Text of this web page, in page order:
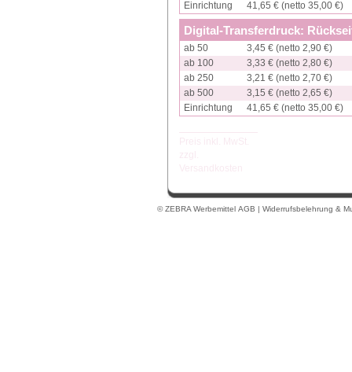
Einrichtung
41,65 € (netto 35,00 €)
Digital-Transferdruck:
ab 50
3,45 € (netto 2,90 €)
ab 100
3,33 € (netto 2,80 €)
ab 250
3,21 € (netto 2,70 €)
ab 500
3,15 € (netto 2,65 €)
Einrichtung
41,65 € (netto 35,00 €)
© ZEBRA Werbemittel AGB Widerrufsbelehrung &